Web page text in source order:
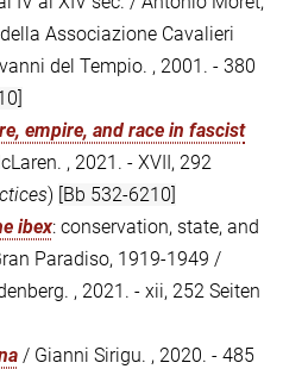
Associazione Cavalieri
del Tempio. , 2001. - 380
empire, and race in fascist
, 2021. - XVII, 292
) [Bb 532-6210]
ibex: conservation, state, and
Paradiso, 1919-1949 /
, 2021. - xii, 252 Seiten
/ Gianni Sirigu. , 2020. - 485